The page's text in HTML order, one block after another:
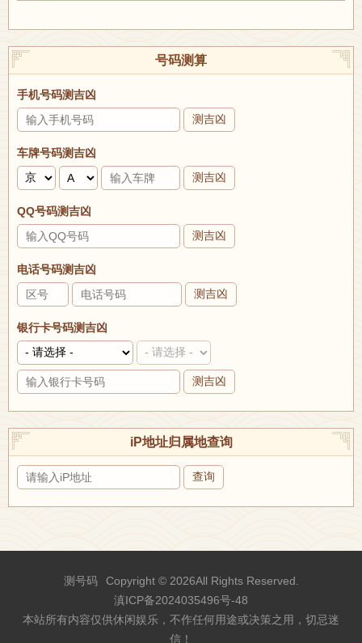
号码测算
手机号码测吉凶
测吉凶
车牌号码测吉凶
测吉凶
QQ号码测吉凶
测吉凶
电话号码测吉凶
测吉凶
银行卡号码测吉凶
测吉凶
iP地址归属地查询
查询
测号码
Copyright © 2026All Rights Reserved.
滇ICP备2024035496号-48
本站所有内容仅供休闲娱乐，不作任何用途或决策之用，切忌迷
信！